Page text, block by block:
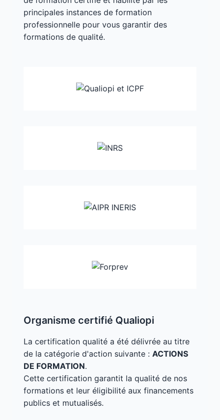
principales instances de formation
professionnelle pour vous garantir des
formations de qualité.
Organisme certifié Qualiopi
La certification qualité a été délivrée au titre
de la catégorie d'action suivante : ACTIONS
DE FORMATION.
Cette certification garantit la qualité de nos
formations et leur éligibilité aux financements
publics et mutualisés.